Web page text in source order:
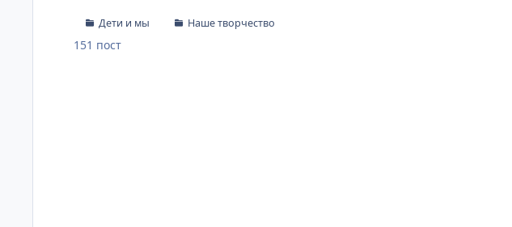
Дети и мы Наше творчество
151 пост